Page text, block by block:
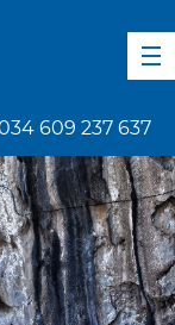
609 237 637